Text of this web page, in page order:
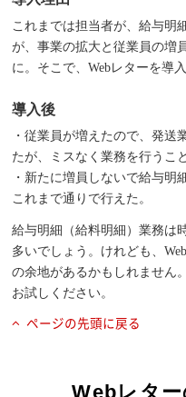
これまでは担当者が、給与明
が、事業の拡大と従業員の増
に。そこで、Webレターを導入
導入後
・従業員が増えたので、発送
たが、ミスなく業務を行うこ
・新たに増員しないで給与明
これまで通りで行えた。
給与明細（給料明細）業務は
多いでしょう。けれども、
の余地があるかもしれません
お試しください。
ページの先頭に戻る
Webレタ